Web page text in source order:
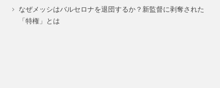
なぜメッシはバルセロナを退団するか？新監督に剥奪された
「特権」とは